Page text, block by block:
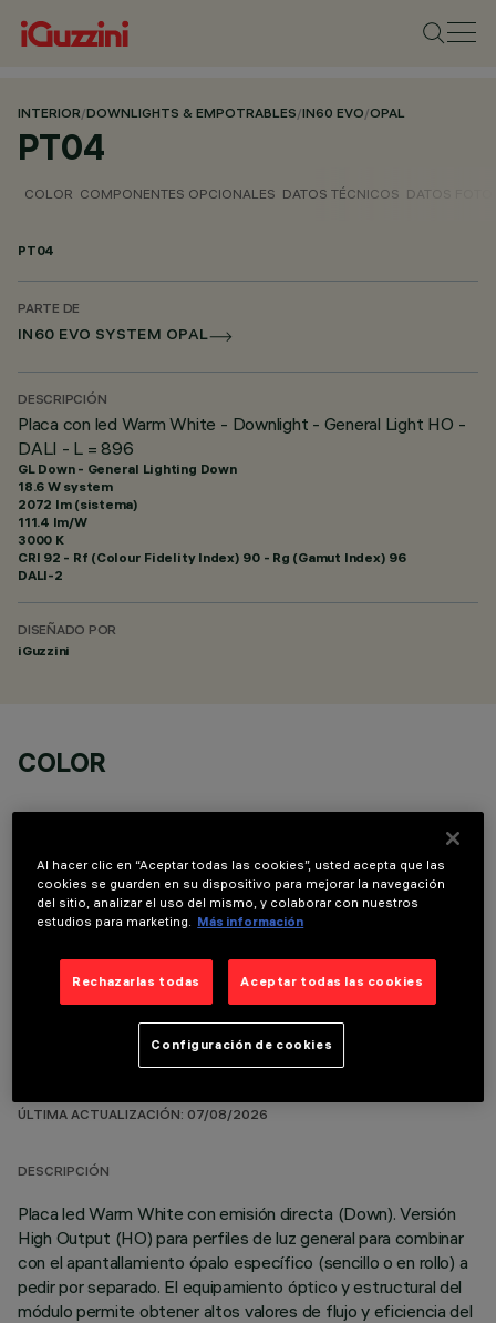
INTERIOR/DOWNLIGHTS & EMPOTRABLES/IN60 EVO/OPAL
PT04
COLOR COMPONENTES OPCIONALES DATOS TÉCNICOS DATOS
PT04
PARTE DE
IN60 EVO SYSTEM OPAL
DESCRIPCIÓN
Placa con led Warm White - Downlight - General Light HO -
DALI - L = 896
GL Down - General Lighting Down
18.6 W system
2072 lm (sistema)
111.4 lm/W
3000 K
CRI 92 - Rf (Colour Fidelity Index) 90 - Rg (Gamut Index) 96
DALI-2
DISEÑADO POR
iGuzzini
COLOR
COMPONENTES OPCIONALES
ÚLTIMA ACTUALIZACIÓN: 07/08/2026
DESCRIPCIÓN
Placa led Warm White con emisión directa (Down). Versión
High Output (HO) para perfiles de luz general para combinar
con el apantallamiento ópalo específico (sencillo o en rollo) a
pedir por separado. El equipamiento óptico y estructural del
módulo permite obtener altos valores de flujo y eficiencia del
Al hacer clic en “Aceptar todas las cookies”, usted acepta que las
cookies se guarden en su dispositivo para mejorar la navegación
del sitio, analizar el uso del mismo, y colaborar con nuestros
estudios para marketing.
Más información
Rechazarlas todas Aceptar todas las cookies
Configuración de cookies